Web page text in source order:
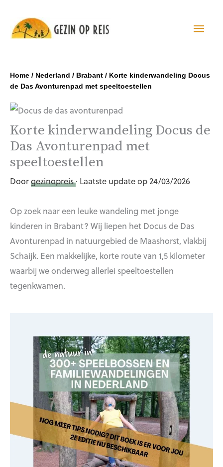
Home / Nederland / Brabant / Korte kinderwandeling Docus
de Das Avonturenpad met speeltoestellen
Korte kinderwandeling Docus de
Das Avonturenpad met
speeltoestellen
Doorgezinopreis· Laatste update op 24/03/2026
Op zoek naar een leuke wandeling met jonge
kinderen in Brabant? Wij liepen het Docus de Das
Avonturenpad in natuurgebied de Maashorst, vlakbij
Schaijk. Een makkelijke, korte route van 1,5 kilometer
waarbij we onderweg allerlei speeltoestellen
tegenkwamen.